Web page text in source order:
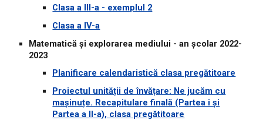
Clasa a III-a - exemplul 2
Clasa a IV-a
Matematică și explorarea mediului - an școlar 2022-
2023
Planificare calendaristică clasa pregătitoare
Proiectul unității de învățare: Ne jucăm cu
mașinuțe. Recapitulare finală (Partea i și
Partea a II-a), clasa pregătitoare